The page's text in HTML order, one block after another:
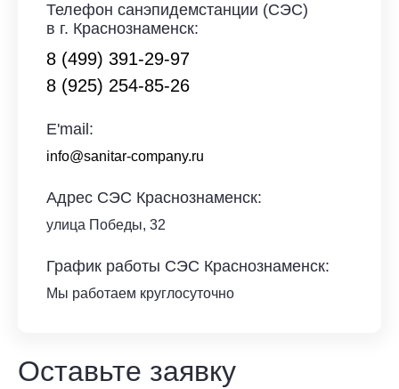
Телефон санэпидемстанции (СЭС)
в г. Краснознаменск:
8 (499) 391-29-97
8 (925) 254-85-26
E'mail:
info@sanitar-company.ru
Адрес СЭС Краснознаменск:
улица Победы, 32
График работы СЭС Краснознаменск:
Мы работаем круглосуточно
Оставьте заявку